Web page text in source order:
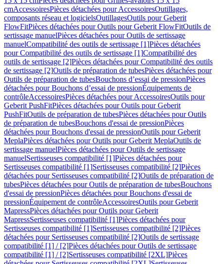
cmAccessoiresPièces détachées pour AccessoiresOutillages,
composants réseau et logicielsOutillagesOutils pour Geberit
FlowFitPièces détachées pour Outils pour Geberit FlowFitOutils de
sertissage manuelPièces détachées pour Outils de sertissage
manuelCompatibilité des outils de sertissage [1]Pièces détachées
pour Compatibilité des outils de sertissage [1]Compatibilité des
outils de sertissage [2]Pièces détachées pour Compatibilité des outils
de sertissage [2]Outils de préparation de tubesPièces détachées pour
Outils de préparation de tubesBouchons d’essai de pressionPièces
détachées pour Bouchons d’essai de pressionÉquipements de
contrôleAccessoiresPièces détachées pour AccessoiresOutils pour
Geberit PushFitPièces détachées pour Outils pour Geberit
PushFitOutils de préparation de tubesPièces détachées pour Outils
de préparation de tubesBouchons d'essai de pressionPièces
détachées pour Bouchons d'essai de pressionOutils pour Geberit
MeplaPièces détachées pour Outils pour Geberit MeplaOutils de
sertissage manuelPièces détachées pour Outils de sertissage
manuelSertisseuses compatibilité [1]Pièces détachées pour
Sertisseuses compatibilité [1]Sertisseuses compatibilité [2]Pièces
détachées pour Sertisseuses compatibilité [2]Outils de préparation de
tubesPièces détachées pour Outils de préparation de tubesBouchons
d'essai de pressionPièces détachées pour Bouchons d'essai de
pressionÉquipement de contrôleAccessoiresOutils pour Geberit
MapressPièces détachées pour Outils pour Geberit
MapressSertisseuses compatibilité [1]Pièces détachées pour
Sertisseuses compatibilité [1]Sertisseuses compatibilité [2]Pièces
détachées pour Sertisseuses compatibilité [2]Outils de sertissage
compatibilité [1] / [2]Pièces détachées pour Outils de sertissage
compatibilité [1] / [2]Sertisseuses compatibilité [2XL]Pièces